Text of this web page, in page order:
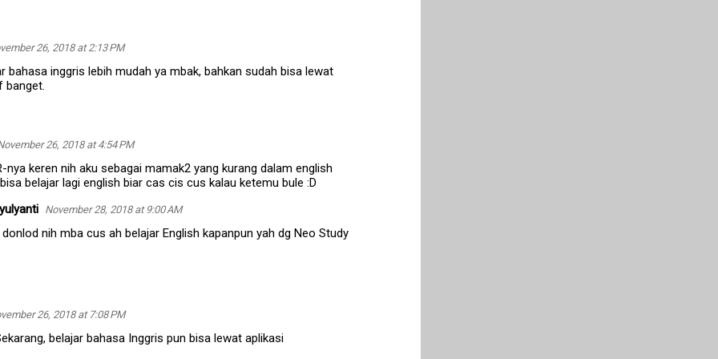
26, 2018 at 2:13 PM
bahasa inggris lebih mudah ya mbak, bahkan sudah bisa lewat
banget.
26, 2018 at 4:54 PM
nya keren nih aku sebagai mamak2 yang kurang dalam english
belajar lagi english biar cas cis cus kalau ketemu bule :D
November 28, 2018 at 9:00 AM
nih mba cus ah belajar English kapanpun yah dg Neo Study
26, 2018 at 7:08 PM
belajar bahasa Inggris pun bisa lewat aplikasi